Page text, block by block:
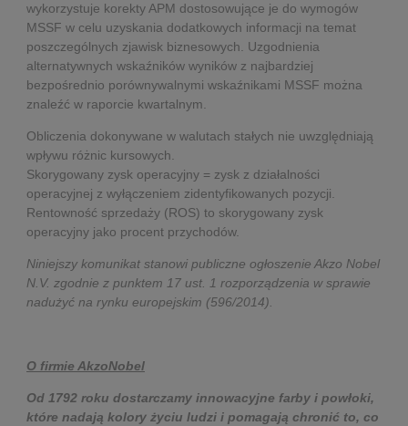
wykorzystuje korekty APM dostosowujące je do wymogów
MSSF w celu uzyskania dodatkowych informacji na temat
poszczególnych zjawisk biznesowych. Uzgodnienia
alternatywnych wskaźników wyników z najbardziej
bezpośrednio porównywalnymi wskaźnikami MSSF można
znaleźć w raporcie kwartalnym.
Obliczenia dokonywane w walutach stałych nie uwzględniają
wpływu różnic kursowych.
Skorygowany zysk operacyjny = zysk z działalności
operacyjnej z wyłączeniem zidentyfikowanych pozycji.
Rentowność sprzedaży (ROS) to skorygowany zysk
operacyjny jako procent przychodów.
Niniejszy komunikat stanowi publiczne ogłoszenie Akzo Nobel
N.V. zgodnie z punktem 17 ust. 1 rozporządzenia w sprawie
nadużyć na rynku europejskim (596/2014).
O firmie AkzoNobel
Od 1792 roku dostarczamy innowacyjne farby i powłoki,
które nadają kolory życiu ludzi i pomagają chronić to, co